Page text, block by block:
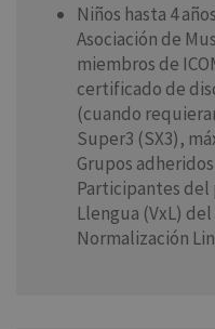
Niños hasta 4
Asociación de
miembros de
certificado de
(cuando
Super3 (SX3),
Grupos
Participantes
Llengua (VxL)
Normalización